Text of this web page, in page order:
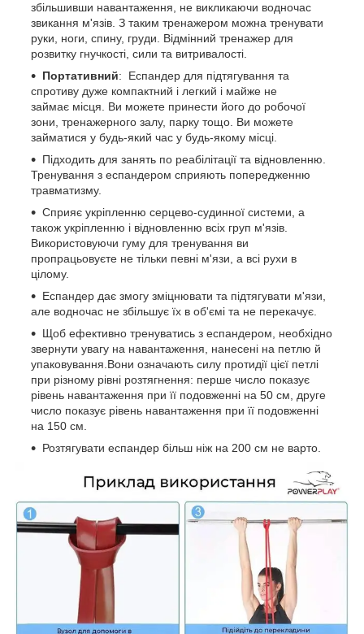
збільшивши навантаження, не викликаючи водночас
звикання м'язів. З таким тренажером можна тренувати
руки, ноги, спину, груди. Відмінний тренажер для
розвитку гнучкості, сили та витривалості.
Портативний: Еспандер для підтягування та
спротиву дуже компактний і легкий і майже не
займає місця. Ви можете принести його до робочої
зони, тренажерного залу, парку тощо. Ви можете
займатися у будь-який час у будь-якому місці.
Підходить для занять по реабілітації та відновленню.
Тренування з еспандером сприяють попередженню
травматизму.
Сприяє укріпленню серцево-судинної системи, а
також укріпленню і відновленню всіх груп м'язів.
Використовуючи гуму для тренування ви
пропрацьовуєте не тільки певні м'язи, а всі рухи в
цілому.
Еспандер дає змогу зміцнювати та підтягувати м'язи,
але водночас не збільшує їх в об'ємі та не перекачує.
Щоб ефективно тренуватись з еспандером, необхідно
звернути увагу на навантаження, нанесені на петлю й
упаковування.Вони означають силу протидії цієї петлі
при різному рівні розтягнення: перше число показує
рівень навантаження при її подовженні на 50 см, друге
число показує рівень навантаження при її подовженні
на 150 см.
Розтягувати еспандер більш ніж на 200 см не варто.